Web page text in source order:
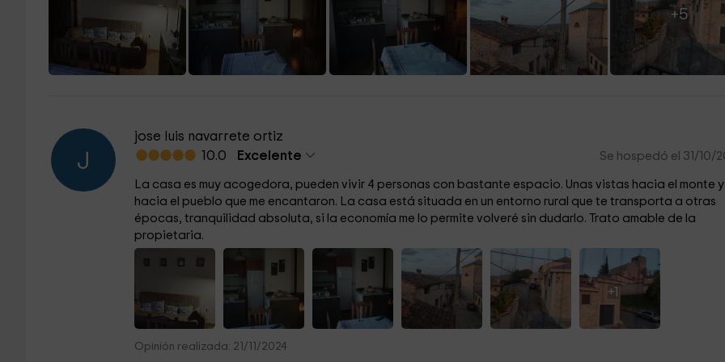
+5
J
jose luis navarrete ortiz
Se hospedó el 31/10/
10.0 Excelente
La casa es muy acogedora, pueden vivir 4 personas con bastante espacio. Unas vistas hacia el monte y
hacia el pueblo que me encantaron. La casa está situada en un entorno rural que te transporta a otras
épocas, tranquilidad absoluta, si la economía me lo permite volveré sin dudarlo. Trato amable de la
propietaria.
+1
Opinión realizada: 21/11/2024